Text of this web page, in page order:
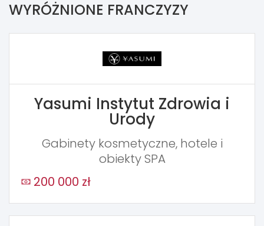
WYRÓŻNIONE FRANCZYZY
Yasumi Instytut Zdrowia i
Urody
Gabinety kosmetyczne, hotele i
obiekty SPA
200 000 zł